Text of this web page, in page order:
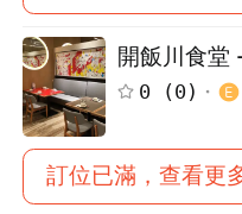
開飯川食堂
0 (0 )
訂位已滿，查看更